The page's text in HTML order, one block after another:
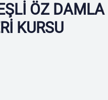
ÖZ
KURSU